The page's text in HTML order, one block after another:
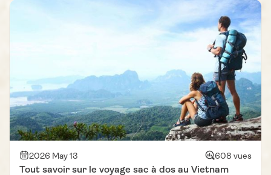
artisanat textile et ses prix bien inférieurs à ceux de
l'Europe. Que vous soyez touriste de passage ou
expatrié, les tailleurs de la ville proposent des pièces
entièrement personnalisées en 48 à 72 heures. Voici
notre sélection des 6 meilleurs tailleurs de Hô-Chi-
Minh-Ville, triés sur le volet grâce aux avis Google
Maps et aux retours de la communauté de
voyageurs.
2026 May 13 608 vues
Tout savoir sur le voyage sac à dos au Vietnam